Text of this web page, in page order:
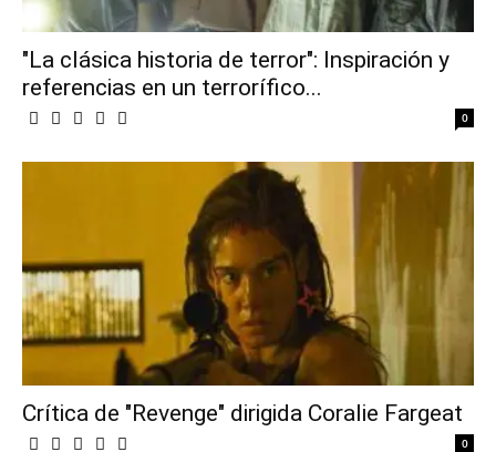
"La clásica historia de terror": Inspiración y
referencias en un terrorífico...
0
Crítica de "Revenge" dirigida Coralie Fargeat
0